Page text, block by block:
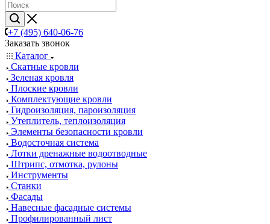
+7 (495) 640-06-76
Заказать звонок
Каталог
Скатные кровли
Зеленая кровля
Плоские кровли
Комплектующие кровли
Гидроизоляция, пароизоляция
Утеплитель, теплоизоляция
Элементы безопасности кровли
Водосточная система
Лотки дренажные водоотводные
Штрипс, отмотка, рулоны
Инструменты
Станки
Фасады
Навесные фасадные системы
Профилированный лист